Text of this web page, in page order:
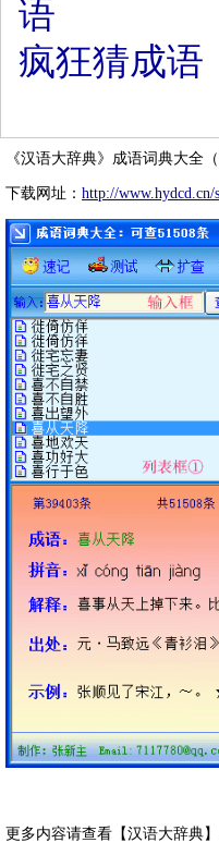
语
疯狂猜成语
《汉语大辞典》成语词典大全
下载网址： http://www.hydcd.cn/
更多内容请查看【汉语大辞典